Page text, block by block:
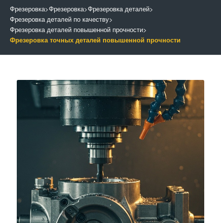
Фрезеровка>Фрезеровка>Фрезеровка деталей>
Фрезеровка деталей по качеству>
Фрезеровка деталей повышенной прочности>
Фрезеровка точных деталей повышенной прочности